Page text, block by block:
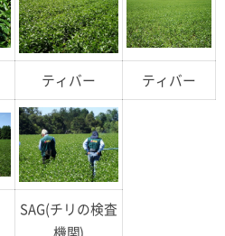
ティバー ティバー
SAG(チリの検査